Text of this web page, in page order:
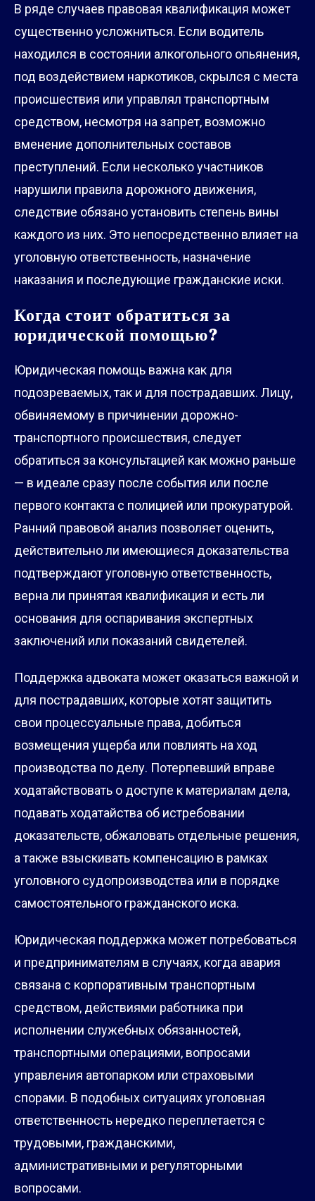
В ряде случаев правовая квалификация может
существенно усложниться. Если водитель
находился в состоянии алкогольного опьянения,
под воздействием наркотиков, скрылся с места
происшествия или управлял транспортным
средством, несмотря на запрет, возможно
вменение дополнительных составов
преступлений. Если несколько участников
нарушили правила дорожного движения,
следствие обязано установить степень вины
каждого из них. Это непосредственно влияет на
уголовную ответственность, назначение
наказания и последующие гражданские иски.
Когда стоит обратиться за
юридической помощью?
Юридическая помощь важна как для
подозреваемых, так и для пострадавших. Лицу,
обвиняемому в причинении дорожно-
транспортного происшествия, следует
обратиться за консультацией как можно раньше
— в идеале сразу после события или после
первого контакта с полицией или прокуратурой.
Ранний правовой анализ позволяет оценить,
действительно ли имеющиеся доказательства
подтверждают уголовную ответственность,
верна ли принятая квалификация и есть ли
основания для оспаривания экспертных
заключений или показаний свидетелей.
Поддержка адвоката может оказаться важной и
для пострадавших, которые хотят защитить
свои процессуальные права, добиться
возмещения ущерба или повлиять на ход
производства по делу. Потерпевший вправе
ходатайствовать о доступе к материалам дела,
подавать ходатайства об истребовании
доказательств, обжаловать отдельные решения,
а также взыскивать компенсацию в рамках
уголовного судопроизводства или в порядке
самостоятельного гражданского иска.
Юридическая поддержка может потребоваться
и предпринимателям в случаях, когда авария
связана с корпоративным транспортным
средством, действиями работника при
исполнении служебных обязанностей,
транспортными операциями, вопросами
управления автопарком или страховыми
спорами. В подобных ситуациях уголовная
ответственность нередко переплетается с
трудовыми, гражданскими,
административными и регуляторными
вопросами.